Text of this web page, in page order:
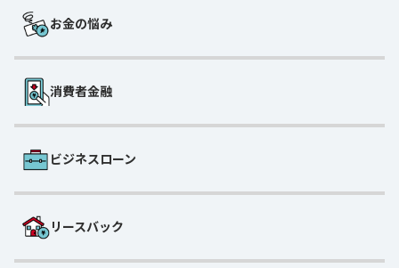
お金の悩み
消費者金融
ビジネスローン
リースバック